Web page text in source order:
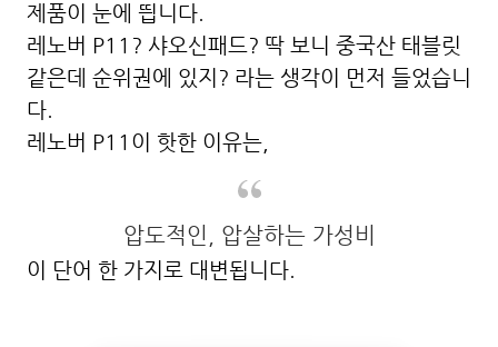
제품이 눈에 띕니다.
레노버 P11? 샤오신패드? 딱 보니 중국산 태블릿
같은데 순위권에 있지? 라는 생각이 먼저 들었습니
다.
레노버 P11이 핫한 이유는,
압도적인, 압살하는 가성비
이 단어 한 가지로 대변됩니다.